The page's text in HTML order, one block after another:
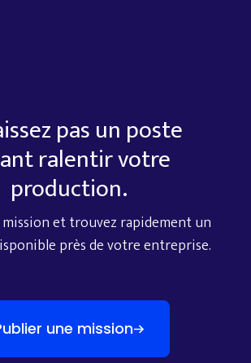
pasun poste
ralentirvotre
production.
missionettrouvez rapidementun
prèsdevotreentreprise.
une mission